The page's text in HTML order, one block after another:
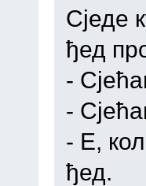
Сједе
ђед
-
-
- Е,
ђед.